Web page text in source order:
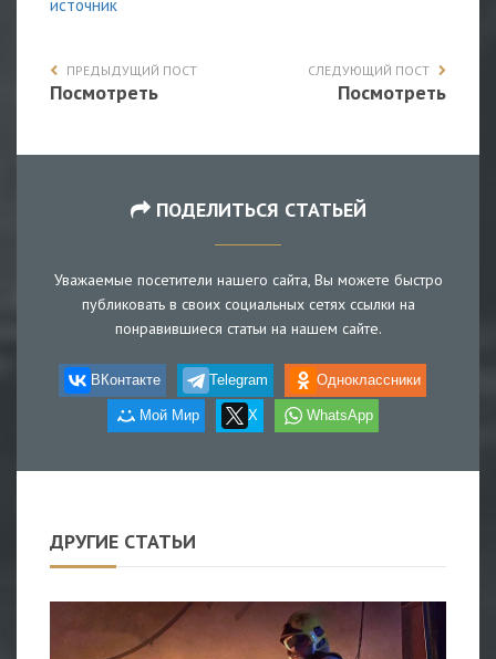
источник
ПРЕДЫДУЩИЙ ПОСТ
Посмотреть
СЛЕДУЮЩИЙ ПОСТ
Посмотреть
ПОДЕЛИТЬСЯ СТАТЬЕЙ
Уважаемые посетители нашего сайта, Вы можете быстро
публиковать в своих социальных сетях ссылки на
понравившиеся статьи на нашем сайте.
ВКонтакте Telegram Одноклассники
Мой Мир X WhatsApp
ДРУГИЕ СТАТЬИ